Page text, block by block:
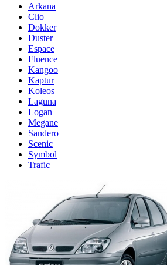
Arkana
Clio
Dokker
Duster
Espace
Fluence
Kangoo
Kaptur
Koleos
Laguna
Logan
Megane
Sandero
Scenic
Symbol
Trafic